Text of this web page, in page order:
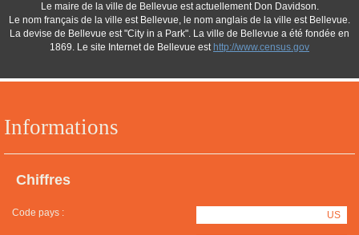
Informations
Chiffres
Code pays : US
Le maire de la ville de Bellevue est actuellement Don Davidson.
Le nom français de la ville est Bellevue, le nom anglais de la ville est Bellevue.
La devise de Bellevue est "City in a Park". La ville de Bellevue a été fondée en
1869. Le site Internet de Bellevue est http://www.census.gov